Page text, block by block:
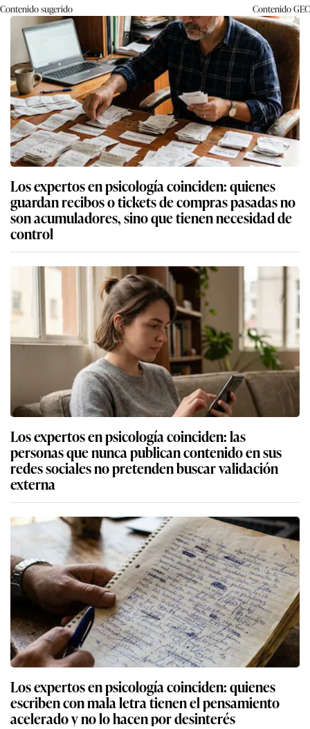
Contenido sugerido ContenidoGEC
Los expertos en psicología coinciden: quienes
guardan recibos o tickets de compras pasadas no
son acumuladores, sino que tienen necesidad de
control
Los expertos en psicología coinciden: las
personas que nunca publican contenido en sus
redes sociales no pretenden buscar validación
externa
Los expertos en psicología coinciden: quienes
escriben con mala letra tienen el pensamiento
acelerado y no lo hacen por desinterés